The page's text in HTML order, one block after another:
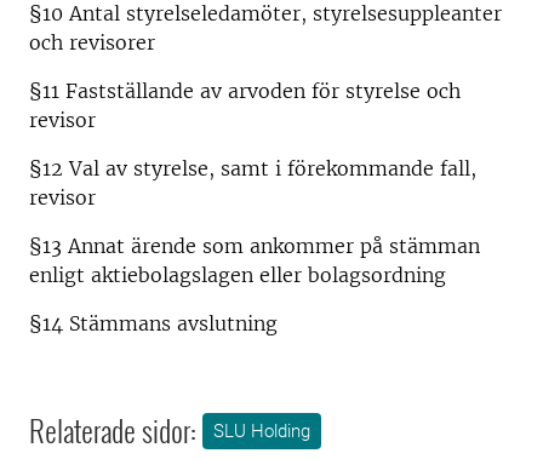
§10 Antal styrelseledamöter, styrelsesuppleanter
och revisorer
§11 Fastställande av arvoden för styrelse och
revisor
§12 Val av styrelse, samt i förekommande fall,
revisor
§13 Annat ärende som ankommer på stämman
enligt aktiebolagslagen eller bolagsordning
§14 Stämmans avslutning
Relaterade sidor: SLU Holding